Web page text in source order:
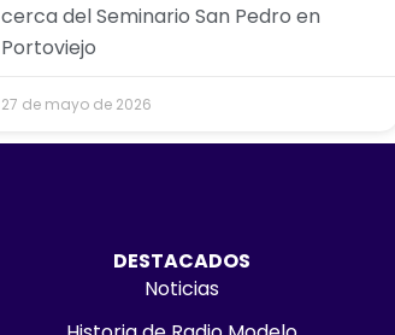
cerca del Seminario San Pedro en
Portoviejo
27 de mayo de 2026
DESTACADOS
Noticias